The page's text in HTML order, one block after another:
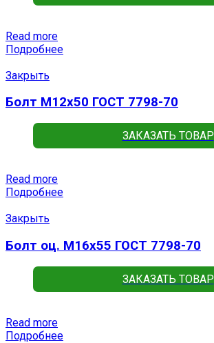
Read more
Подробнее
Закрыть
Болт М12х50 ГОСТ 7798-70
ЗАКАЗАТЬ ТОВАР
Read more
Подробнее
Закрыть
Болт оц. М16х55 ГОСТ 7798-70
ЗАКАЗАТЬ ТОВАР
Read more
Подробнее